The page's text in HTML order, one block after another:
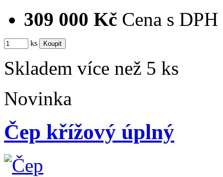
309 000 Kč Cena s DPH
ks
Skladem více než 5 ks
Novinka
Čep křížový úplný